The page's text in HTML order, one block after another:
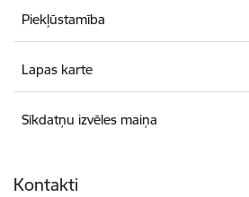
Piekļūstamība
Lapas karte
Sīkdatņu izvēles maiņa
Kontakti